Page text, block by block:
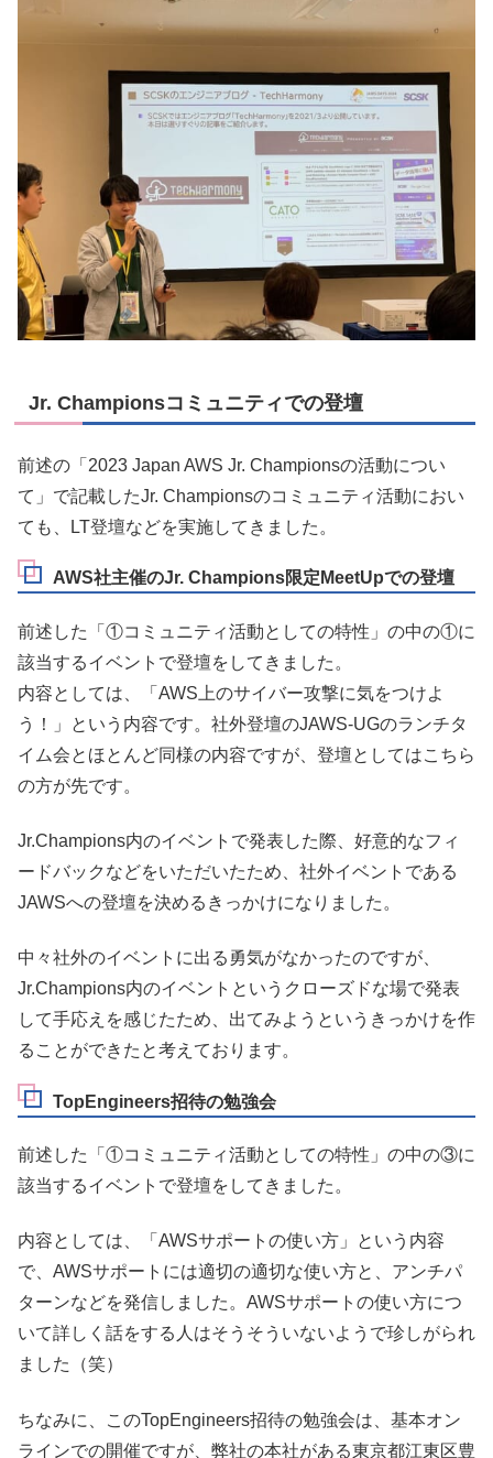
Jr. Championsコミュニティでの登壇
前述の「2023 Japan AWS Jr. Championsの活動につい
て」で記載したJr. Championsのコミュニティ活動におい
ても、LT登壇などを実施してきました。
AWS社主催のJr. Champions限定MeetUpでの登壇
前述した「①コミュニティ活動としての特性」の中の①に
該当するイベントで登壇をしてきました。
内容としては、「AWS上のサイバー攻撃に気をつけよ
う！」という内容です。社外登壇のJAWS-UGのランチタ
イム会とほとんど同様の内容ですが、登壇としてはこちら
の方が先です。
Jr.Champions内のイベントで発表した際、好意的なフィ
ードバックなどをいただいたため、社外イベントである
JAWSへの登壇を決めるきっかけになりました。
中々社外のイベントに出る勇気がなかったのですが、
Jr.Champions内のイベントというクローズドな場で発表
して手応えを感じたため、出てみようというきっかけを作
ることができたと考えております。
TopEngineers招待の勉強会
前述した「①コミュニティ活動としての特性」の中の③に
該当するイベントで登壇をしてきました。
内容としては、「AWSサポートの使い方」という内容
で、AWSサポートには適切の適切な使い方と、アンチパ
ターンなどを発信しました。AWSサポートの使い方につ
いて詳しく話をする人はそうそういないようで珍しがられ
ました（笑）
ちなみに、このTopEngineers招待の勉強会は、基本オン
ラインでの開催ですが、弊社の本社がある東京都江東区豊